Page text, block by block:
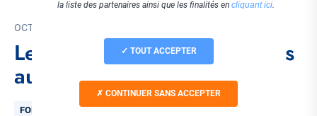
OCTOBRE 2020
Les organismes certificateurs
autorisés par le COFRAC
Thématique
FORMATION & EDUCATION
la liste des partenaires ainsi que les finalités en cliquant ici.
TOUT ACCEPTER
CONTINUER SANS ACCEPTER